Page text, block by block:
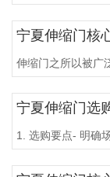
宁夏伸缩门核
伸缩门之所以被广
宁夏伸缩门选
1. 选购要点- 明确